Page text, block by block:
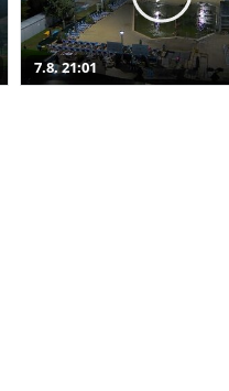
7.8. 21:01